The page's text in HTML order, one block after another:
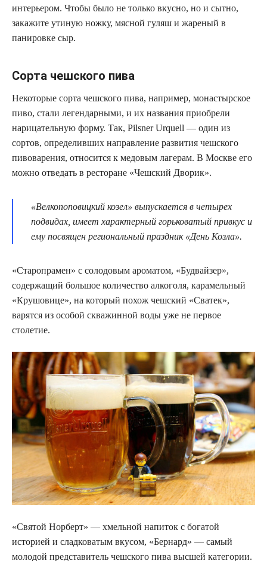
интерьером. Чтобы было не только вкусно, но и сытно,
закажите утиную ножку, мясной гуляш и жареный в
панировке сыр.
Сорта чешского пива
Некоторые сорта чешского пива, например, монастырское
пиво, стали легендарными, и их названия приобрели
нарицательную форму. Так, Pilsner Urquell — один из
сортов, определивших направление развития чешского
пивоварения, относится к медовым лагерам. В Москве его
можно отведать в ресторане «Чешский Дворик».
«Велкопоповицкий козел» выпускается в четырех
подвидах, имеет характерный горьковатый привкус и
ему посвящен региональный праздник «День Козла».
«Старопрамен» с солодовым ароматом, «Будвайзер»,
содержащий большое количество алкоголя, карамельный
«Крушовице», на который похож чешский «Сватек»,
варятся из особой скважинной воды уже не первое
столетие.
«Святой Норберт» — хмельной напиток с богатой
историей и сладковатым вкусом, «Бернард» — самый
молодой представитель чешского пива высшей категории.